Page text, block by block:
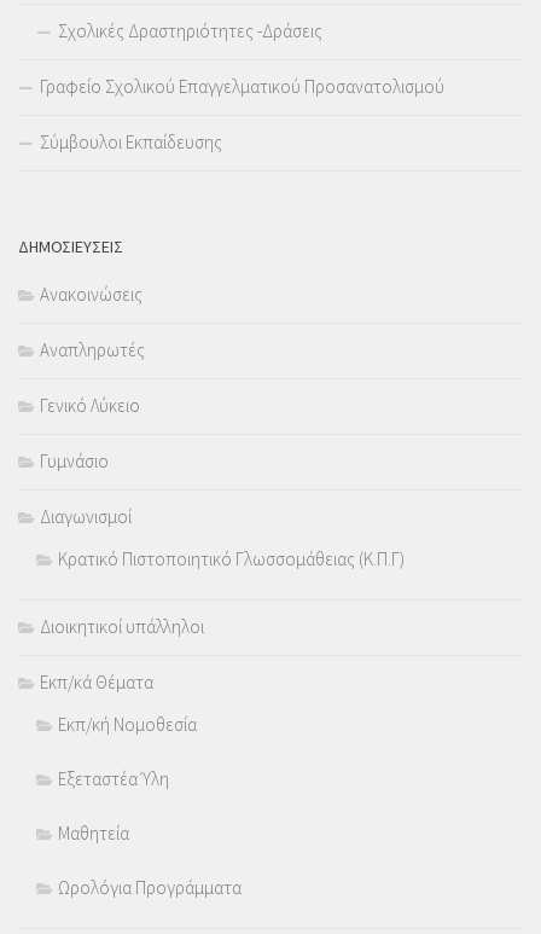
Σχολικές Δραστηριότητες -Δράσεις
Γραφείο Σχολικού Επαγγελματικού Προσανατολισμού
Σύμβουλοι Εκπαίδευσης
ΔΗΜΟΣΙΕΥΣΕΙΣ
Ανακοινώσεις
Αναπληρωτές
Γενικό Λύκειο
Γυμνάσιο
Διαγωνισμοί
Κρατικό Πιστοποιητικό Γλωσσομάθειας (Κ.Π.Γ)
Διοικητικοί υπάλληλοι
Εκπ/κά Θέματα
Εκπ/κή Νομοθεσία
Εξεταστέα Ύλη
Μαθητεία
Ωρολόγια Προγράμματα